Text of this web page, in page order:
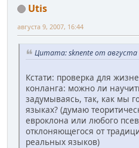
Utis
августа 9, 2007, 16:44
Цитата: sknente от августа
Кстати: проверка для
конланга: можно ли
задумываясь, так, как мы
языках? (думаю
евроклона или любого
отклоняющегося от
реальных языков)